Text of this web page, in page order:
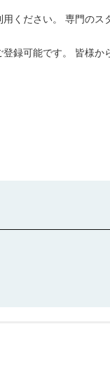
ください。 専門の
録可能です。 皆様か